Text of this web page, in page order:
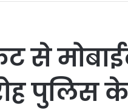
से
पुलिस